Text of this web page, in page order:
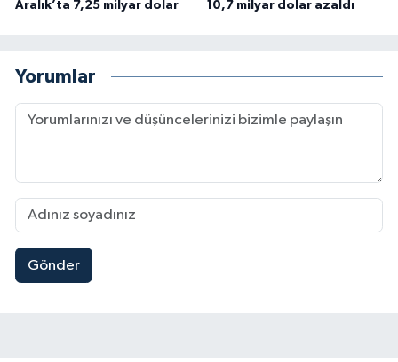
Aralık’ta 7,25 milyar dolar
10,7 milyar dolar azaldı
Yorumlar
Gönder